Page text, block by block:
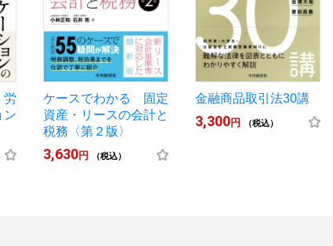
労
ン
ケースでわかる 固定
資産・リースの会計と
税務〈第２版〉
3,630円 （税込）
金融商品取引法30講
3,300円 （税込）